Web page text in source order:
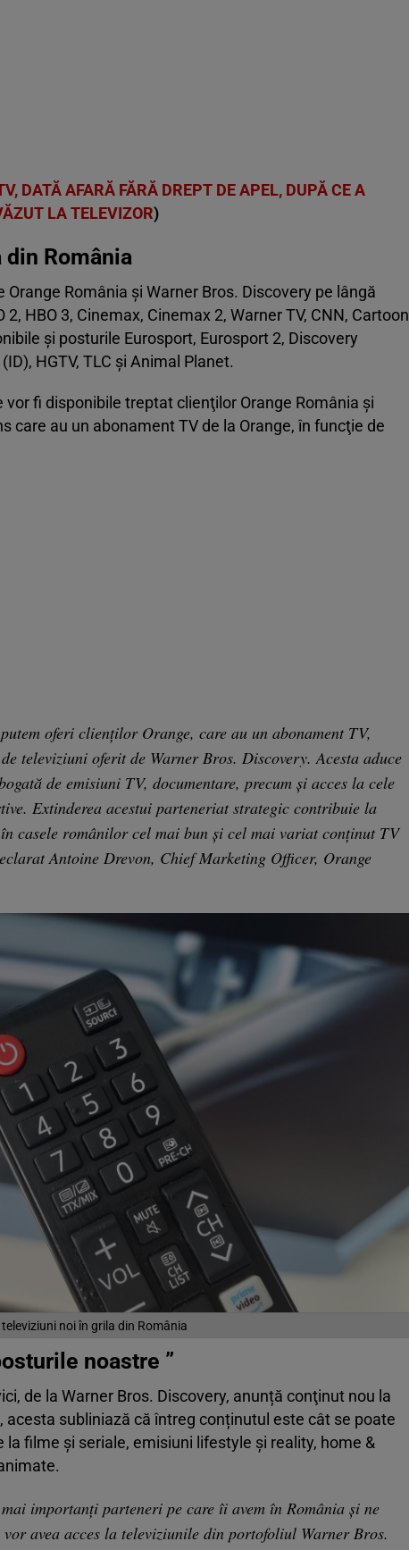
DATĂ AFARĂ FĂRĂ DREPT DE APEL, DUPĂ CE A
LA TELEVIZOR)
România
România și Warner Bros. Discovery pe lângă
HBO 3, Cinemax, Cinemax 2, Warner TV, CNN, Cartoon
şi posturile Eurosport, Eurosport 2, Discovery
HGTV, TLC şi Animal Planet.
fi disponibile treptat clienţilor Orange România şi
care au un abonament TV de la Orange, în funcţie de
oferi clienţilor Orange, care au un abonament TV,
televiziuni oferit de Warner Bros. Discovery. Acesta aduce
de emisiuni TV, documentare, precum şi acces la cele
Extinderea acestui parteneriat strategic contribuie la
casele românilor cel mai bun şi cel mai variat conţinut TV
Antoine Drevon, Chief Marketing Officer, Orange
noi în grila din România
noastre ”
de la Warner Bros. Discovery, anunță conţinut nou la
subliniază că întreg conținutul este cât se poate
filme şi seriale, emisiuni lifestyle şi reality, home &
importanţi parteneri pe care îi avem în România şi ne
avea acces la televiziunile din portofoliul Warner Bros.